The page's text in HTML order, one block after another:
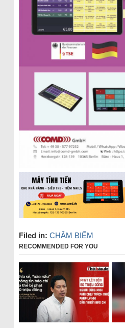
Filed in: CHÂM BIẾM
RECOMMENDED FOR YOU